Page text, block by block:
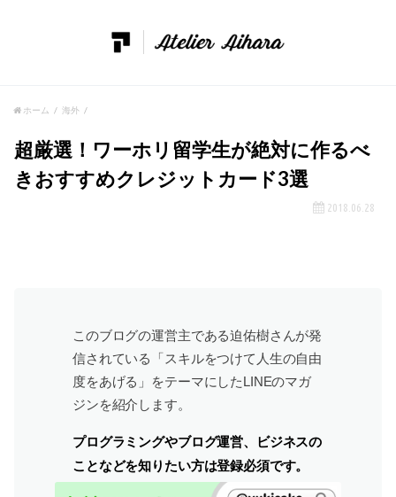
ホーム 海外
超厳選！ワーホリ留学生が絶対に作るべ
きおすすめクレジットカード3選
2018.06.28
このブログの運営主である迫佑樹さんが発
信されている「スキルをつけて人生の自由
度をあげる」をテーマにしたLINEのマガ
ジンを紹介します。
プログラミングやブログ運営、ビジネスの
ことなどを知りたい方は登録必須です。